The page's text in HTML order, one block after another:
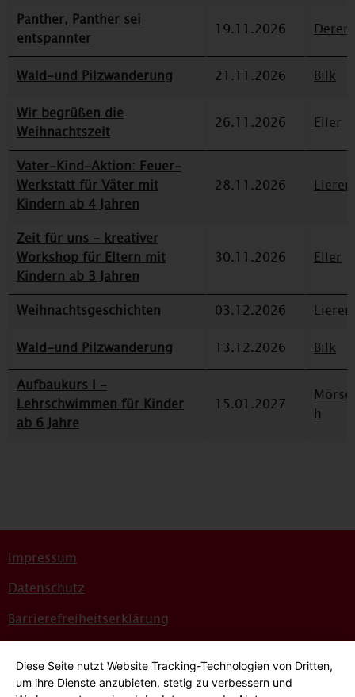
Panther, Panther sei
entspannter
19.11.2026
Wald-und Pilzwanderung 21.11.2026
Bilk
Wir begrüßen die
Weihnachtszeit
26.11.2026 Eller
Vater-Kind-Aktion: Feuer-
Werkstatt für Väter mit
Kindern ab 4 Jahren
28.11.2026
Zeit für uns - kreativer
Workshop für Eltern mit
Kindern ab 3 Jahren
30.11.2026 Eller
Weihnachtsgeschichten 03.12.2026
Wald-und Pilzwanderung
13.12.2026
Bilk
Aufbaukurs I -
Lehrschwimmen für Kinder
ab 6 Jahre
15.01.2027
h
Impressum
Datenschutz
Barrierefreiheitserklärung
Bildnachweise
Diese Seite nutzt Website Tracking-Technologien von Dritten,
um ihre Dienste anzubieten, stetig zu verbessern und